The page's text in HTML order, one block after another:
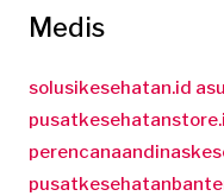
Medis
solusikesehatan.id